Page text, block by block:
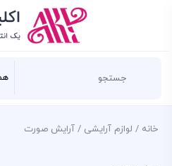
خانه / لوازم آرایشی / آرایش صورت